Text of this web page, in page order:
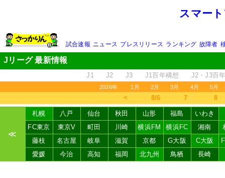
スマー
試合速報 ニュース プレスリリース ランキング 故障者
Jリーグ 最新情報
J1 J2 J3 J1百年構想 J2・J3百
2026年 1月 2月 3月 4月 5月
＜ 8/6 7 8
≪
札幌 八戸 仙台 秋田 山形 福島
いわき
FC東京
東京V 町田 川崎 横浜FM 横浜FC 湘南
藤枝
名古屋 岐阜 滋賀 京都 G大阪 C大阪
愛媛
今治 高知 福岡 北九州 鳥栖 長崎